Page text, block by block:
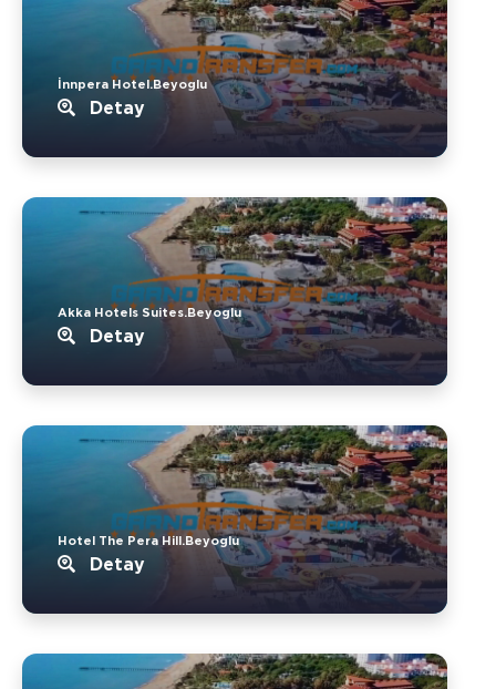
İnnpera Hotel.Beyoglu
Detay
Akka Hotels Suites.Beyoglu
Detay
Hotel The Pera Hill.Beyoglu
Detay